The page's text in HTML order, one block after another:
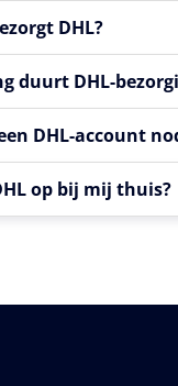
DHL?
duurt DHL-
DHL-account
op bij mij thuis?